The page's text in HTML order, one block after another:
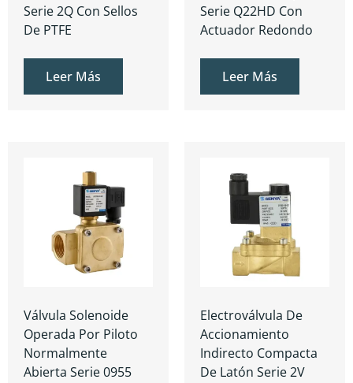
Serie 2Q Con Sellos
De PTFE
Leer Más
Serie Q22HD Con
Actuador Redondo
Leer Más
Válvula Solenoide
Operada Por Piloto
Normalmente
Abierta Serie 0955
Electroválvula De
Accionamiento
Indirecto Compacta
De Latón Serie 2V